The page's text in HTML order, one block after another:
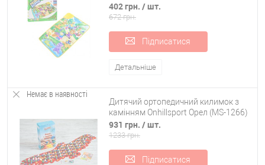
402 грн. / шт.
672 грн.
Підписатися
Детальніше
Немає в наявності
Дитячий ортопедичний килимок з
камінням Onhillsport Орел (MS-1266)
931 грн. / шт.
1233 грн.
Підписатися